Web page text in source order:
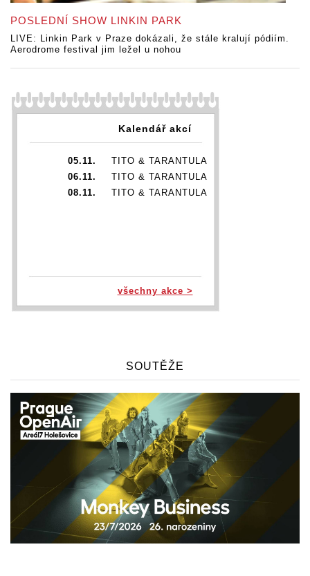
POSLEDNÍ SHOW LINKIN PARK
LIVE: Linkin Park v Praze dokázali, že stále kralují pódiím.
Aerodrome festival jim ležel u nohou
Kalendář akcí
05.11.
TITO & TARANTULA
06.11.
TITO & TARANTULA
08.11.
TITO & TARANTULA
všechny akce >
SOUTĚŽE